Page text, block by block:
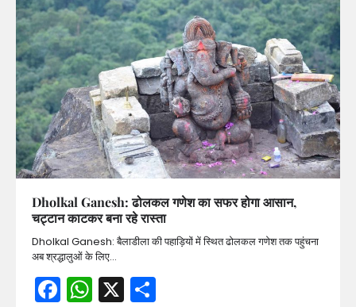
Dholkal Ganesh: ढोलकल गणेश का सफर होगा आसान,
चट्टान काटकर बना रहे रास्ता
Dholkal Ganesh: बैलाडीला की पहाड़ियों में स्थित ढोलकल गणेश तक पहुंचना
अब श्रद्धालुओं के लिए…
Facebook
WhatsApp
X